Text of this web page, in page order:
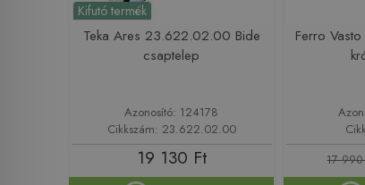
Kifutó termék
Teka Ares 23.622.02.00 Bide
csaptelep
Azonosító: 124178
Cikkszám: 23.622.02.00
19 130 Ft
Ferro
17 990